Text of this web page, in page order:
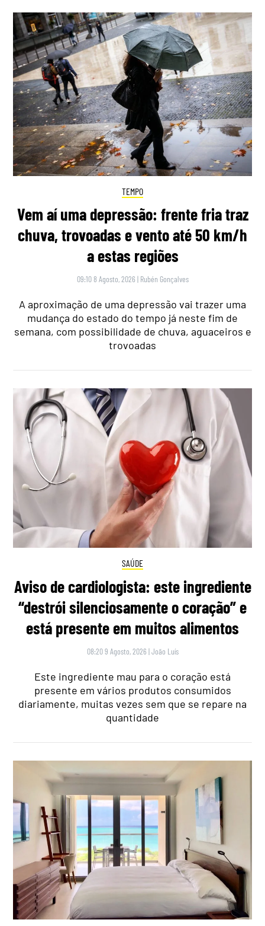
TEMPO
Vem aí uma depressão: frente fria traz
chuva, trovoadas e vento até 50 km/h
a estas regiões
09:10 8 Agosto, 2026 | Rubén Gonçalves
A aproximação de uma depressão vai trazer uma
mudança do estado do tempo já neste fim de
semana, com possibilidade de chuva, aguaceiros e
trovoadas
SAÚDE
Aviso de cardiologista: este ingrediente
“destrói silenciosamente o coração” e
está presente em muitos alimentos
08:20 9 Agosto, 2026 |João Luís
Este ingrediente mau para o coração está
presente em vários produtos consumidos
diariamente, muitas vezes sem que se repare na
quantidade